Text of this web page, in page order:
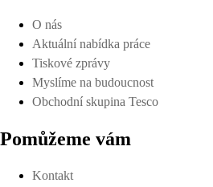
O nás
Aktuální nabídka práce
Tiskové zprávy
Myslíme na budoucnost
Obchodní skupina Tesco
Pomůžeme vám
Kontakt